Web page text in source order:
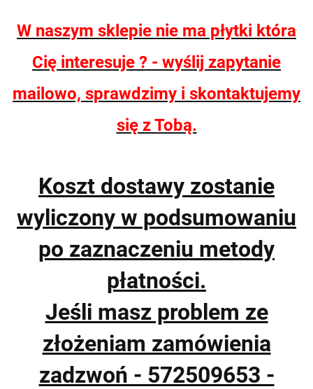
W naszym sklepie nie ma płytki która
Cię interesuje ? - wyślij zapytanie
mailowo, sprawdzimy i skontaktujemy
się z Tobą.
Koszt dostawy zostanie
wyliczony w podsumowaniu
po zaznaczeniu metody
płatności.
Jeśli masz problem ze
złożeniam zamówienia
zadzwoń - 572509653 -